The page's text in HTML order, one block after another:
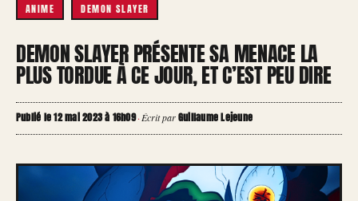
ANIME DEMON SLAYER
DEMON SLAYER PRÉSENTE SA MENACE LA
PLUS TORDUE À CE JOUR, ET C’EST PEU DIRE
Publié le 12 mai 2023 à 16h09·Écrit parGuillaume Lejeune